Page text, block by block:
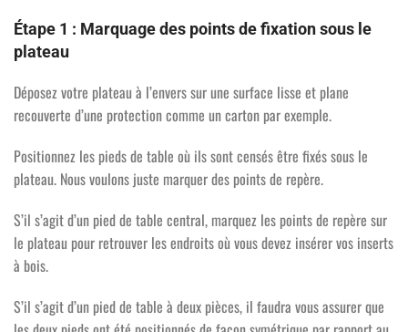
Étape 1 : Marquage des points de fixation sous le
plateau
Déposez votre plateau à l’envers sur une surface lisse et plane
recouverte d’une protection comme un carton par exemple.
Positionnez les pieds de table où ils sont censés être fixés sous le
plateau. Nous voulons juste marquer des points de repère.
S’il s’agit d’un pied de table central, marquez les points de repère sur
le plateau pour retrouver les endroits où vous devez insérer vos inserts
à bois.
S’il s’agit d’un pied de table à deux pièces, il faudra vous assurer que